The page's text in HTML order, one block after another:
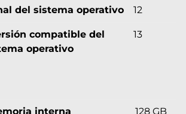
del sistema operativo 12
compatible del
operativo
13
interna 128 GB